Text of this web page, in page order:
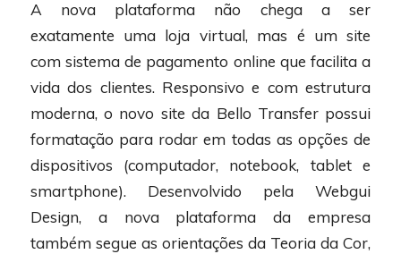
A nova plataforma não chega a ser
exatamente uma loja virtual, mas é um site
com sistema de pagamento online que facilita a
vida dos clientes. Responsivo e com estrutura
moderna, o novo site da Bello Transfer possui
formatação para rodar em todas as opções de
dispositivos (computador, notebook, tablet e
smartphone). Desenvolvido pela Webgui
Design, a nova plataforma da empresa
também segue as orientações da Teoria da Cor,